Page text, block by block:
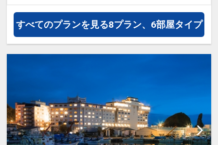
ただけます。
設定。また、温度が異なる３つの浴槽と
【諸注意】
※全室禁煙です。喫煙の際は1階喫煙場
所をご利用ください。
ボールプールやサイバーホイール､メリ
ーノシップ等ご家族で楽しめる遊具がい
っぱい！
ぜひ親子で一緒に遊んでください♪
すべてのプランを見る8プラン、6部屋タイプ